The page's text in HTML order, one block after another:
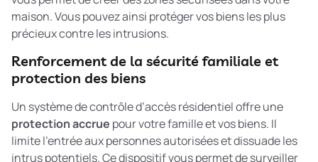
maison. Vous pouvez ainsi protéger vos biens les plus
précieux contre les intrusions.
Renforcement de la sécurité familiale et
protection des biens
Un système de contrôle d’accès résidentiel offre une
protection accrue pour votre famille et vos biens. Il
limite l’entrée aux personnes autorisées et dissuade les
intrus potentiels. Ce dispositif vous permet de surveiller